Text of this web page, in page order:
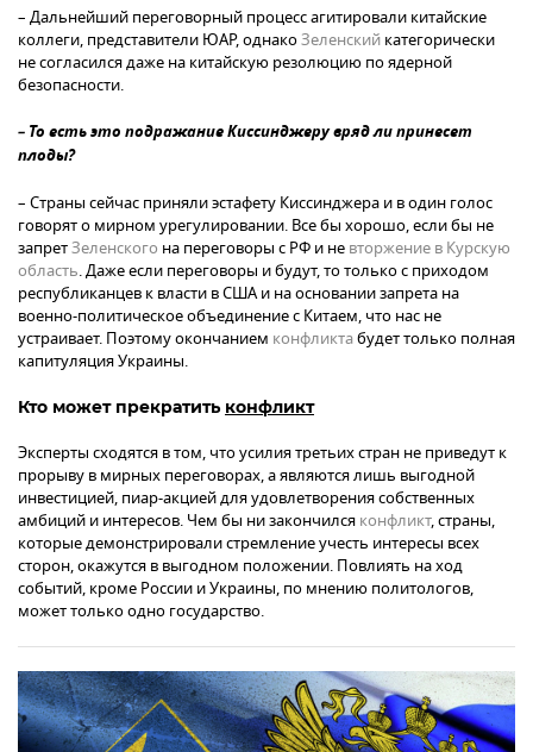
– Дальнейший переговорный процесс агитировали китайские
коллеги, представители ЮАР, однакоЗеленский категорически
не согласился даже на китайскую резолюцию по ядерной
безопасности.
– То есть это подражание Киссинджеру вряд ли принесет
плоды?
– Страны сейчас приняли эстафету Киссинджера и в один голос
говорят о мирном урегулировании. Все бы хорошо, если бы не
запретЗеленского на переговоры с РФ и не вторжение в Курскую
область. Даже если переговоры и будут, то только с приходом
республиканцев к власти в США и на основании запрета на
военно-политическое объединение с Китаем, что нас не
устраивает. Поэтому окончанием конфликтабудет только полная
капитуляция Украины.
Кто может прекратить конфликт
Эксперты сходятся в том, что усилия третьих стран не приведут к
прорыву в мирных переговорах, а являются лишь выгодной
инвестицией, пиар-акцией для удовлетворения собственных
амбиций и интересов. Чем бы ни закончился конфликт, страны,
которые демонстрировали стремление учесть интересы всех
сторон, окажутся в выгодном положении. Повлиять на ход
событий, кроме России и Украины, по мнению политологов,
может только одно государство.